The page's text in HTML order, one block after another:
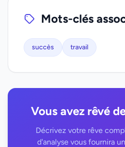
Mots-clés
succès travail
Vous avez rêvé
Décrivez votre rêve
d'analyse vous fournira